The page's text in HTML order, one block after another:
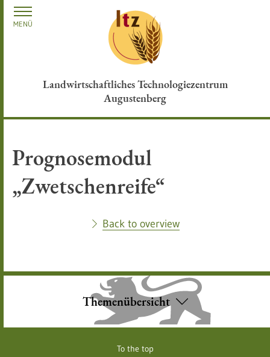
Landwirtschaftliches Technologiezentrum
Augustenberg
MENÜ
Prognosemodul
„Zwetschenreife“
Back to overview
Themenübersicht
To the top